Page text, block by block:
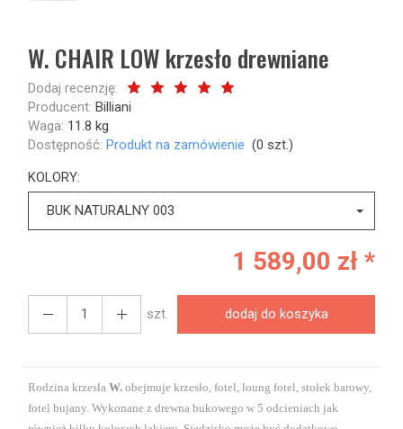
W. CHAIR LOW krzesło drewniane
Dodaj recenzję:
Producent: Billiani
Waga: 11.8 kg
Dostępność: Produkt na zamówienie (0 szt.)
KOLORY:
BUK NATURALNY 003
1 589,00 zł *
szt. dodaj do koszyka
Rodzina krzesła W. obejmuje krzesło, fotel, loung fotel, stołek barowy,
fotel bujany. Wykonane z drewna bukowego w 5 odcieniach jak